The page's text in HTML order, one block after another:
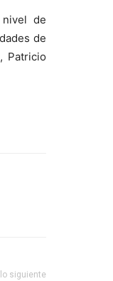
de
de
Patricio
siguiente